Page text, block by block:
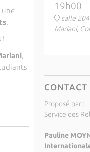
une
.
!
,
19h00
salle
Mariani,
CONTACT
Proposé par :
Service des
Pauline